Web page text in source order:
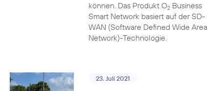
können. Das Produkt O2Business
Smart Network basiert auf der SD-
WAN (Software Defined Wide Area
Network)-Technologie.
23. Juli 2021